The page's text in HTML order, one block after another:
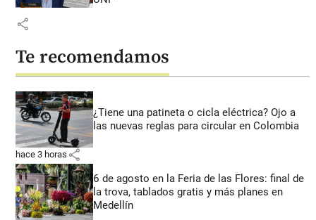
share
Te recomendamos
¿Tiene una patineta o cicla eléctrica? Ojo a
las nuevas reglas para circular en Colombia
hace 3 horas share
6 de agosto en la Feria de las Flores: final de
la trova, tablados gratis y más planes en
Medellín